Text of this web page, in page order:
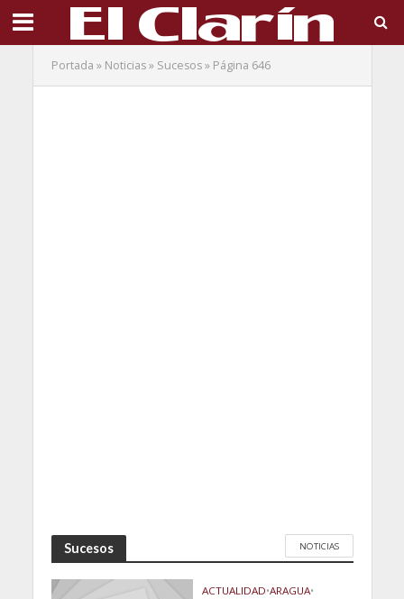
Portada » Noticias» Sucesos» Página 646
Sucesos NOTICIAS
ACTUALIDAD•ARAGUA•